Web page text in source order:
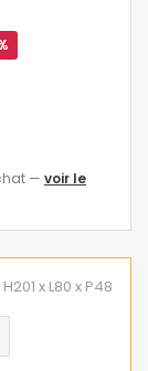
— voir le
H201 x L80 x P48